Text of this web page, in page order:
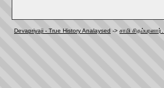
Devapriyaji - True History Analaysed -> சாமி சிதம்பரனார்.